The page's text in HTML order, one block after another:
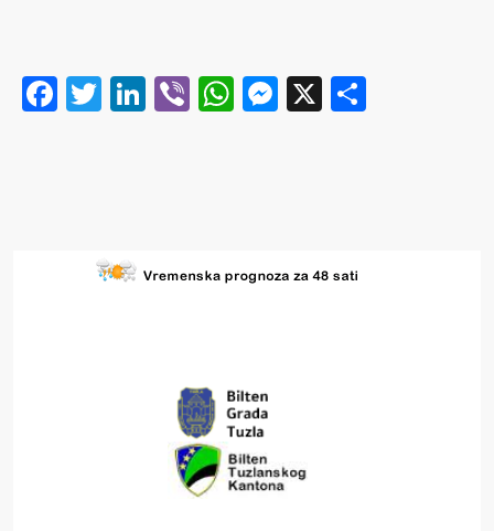
Facebook
Twitter
LinkedIn
ViberWhatsApp
Messenger
X